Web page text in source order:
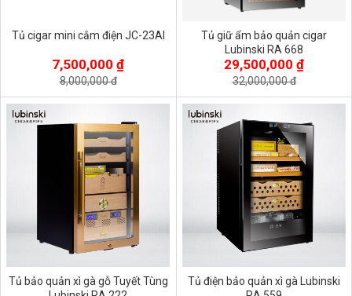
Tủ cigar mini cắm điện JC-23AI
7,500,000 ₫
8,000,000 đ
Tủ giữ ẩm bảo quản cigar
Lubinski RA 668
29,500,000 ₫
32,000,000 đ
Tủ bảo quản xì gà gỗ Tuyết Tùng
Tủ điện bảo quản xì gà Lubinski